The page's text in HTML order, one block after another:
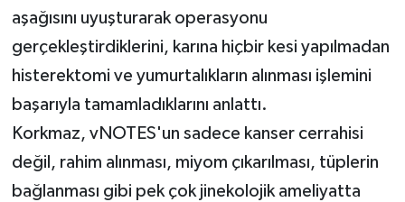
aşağısını uyuşturarak operasyonu
gerçekleştirdiklerini, karına hiçbir kesi yapılmadan
histerektomi ve yumurtalıkların alınması işlemini
başarıyla tamamladıklarını anlattı.
Korkmaz, vNOTES'un sadece kanser cerrahisi
değil, rahim alınması, miyom çıkarılması, tüplerin
bağlanması gibi pek çok jinekolojik ameliyatta